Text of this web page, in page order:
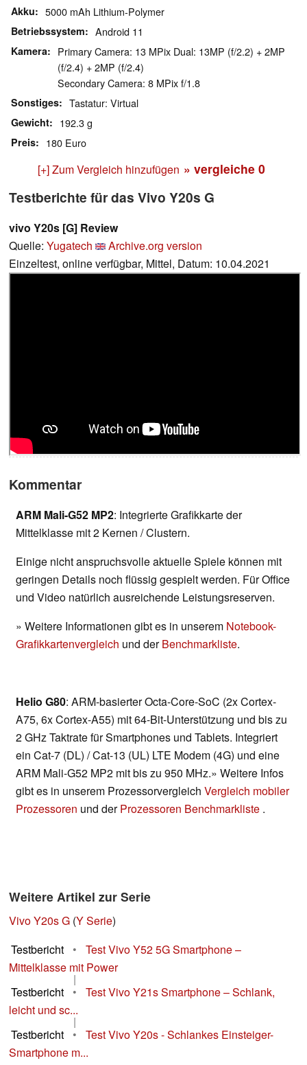
Akku 5000 mAh Lithium-Polymer
Betriebssystem Android 11
Kamera
Primary Camera: 13 MPix Dual: 13MP (f/2.2) + 2MP
(f/2.4) + 2MP (f/2.4)
Secondary Camera: 8 MPix f/1.8
Sonstiges Tastatur: Virtual
Gewicht 192.3 g
Preis 180 Euro
[+] Zum Vergleich hinzufügen » vergleiche 0
Testberichte für das Vivo Y20s G
vivo Y20s [G] Review
Quelle: Yugatech
Archive.org version
Einzeltest, online verfügbar, Mittel, Datum: 10.04.2021
Kommentar
ARM Mali-G52 MP2: Integrierte Grafikkarte der
Mittelklasse mit 2 Kernen / Clustern.
Einige nicht anspruchsvolle aktuelle Spiele können mit
geringen Details noch flüssig gespielt werden. Für Office
und Video natürlich ausreichende Leistungsreserven.
» Weitere Informationen gibt es in unserem Notebook-
Grafikkartenvergleich und derBenchmarkliste.
Helio G80: ARM-basierter Octa-Core-SoC (2x Cortex-
A75, 6x Cortex-A55) mit 64-Bit-Unterstützung und bis zu
2 GHz Taktrate für Smartphones und Tablets. Integriert
ein Cat-7 (DL) / Cat-13 (UL) LTE Modem (4G) und eine
ARM Mali-G52 MP2 mit bis zu 950 MHz.» Weitere Infos
gibt es in unserem Prozessorvergleich Vergleich mobiler
Prozessoren und derProzessoren Benchmarkliste .
Weitere Artikel zur Serie
Vivo Y20s G (Y Serie)
Testbericht
•
Test Vivo Y52 5G Smartphone –
Mittelklasse mit Power
|
Testbericht
•
Test Vivo Y21s Smartphone – Schlank,
leicht und sc...
|
Testbericht
•
Test Vivo Y20s - Schlankes Einsteiger-
Smartphone m...